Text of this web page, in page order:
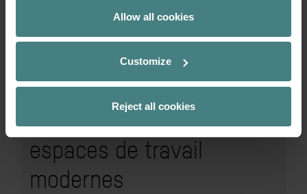
Allow all cookies
Customize
Reject all cookies
Le studio de Jame : Le
charme de l’époque
viennoise rencontre des
espaces de travail
modernes